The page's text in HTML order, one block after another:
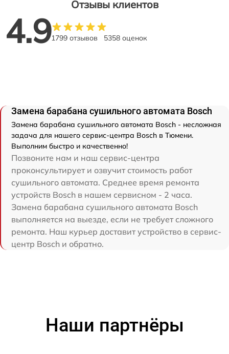
Отзывы клиентов
4.91799 отзывов 5358 оценок
Замена барабана сушильного автомата Bosch
Замена барабана сушильного автомата Bosch - несложная
задача для нашего сервис-центра Bosch в Тюмени.
Выполним быстро и качественно!
Позвоните нам и наш сервис-центра
проконсультирует и озвучит стоимость работ
сушильного автомата. Среднее время ремонта
устройств Bosch в нашем сервисном - 2 часа.
Замена барабана сушильного автомата Bosch
выполняется на выезде, если не требует сложного
ремонта. Наш курьер доставит устройство в сервис-
центр Bosch и обратно.
Наши партнёры